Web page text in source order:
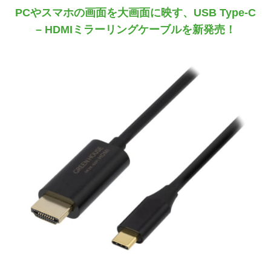
PCやスマホの画面を大画面に映す、USB Type-C
– HDMIミラーリングケーブルを新発売！